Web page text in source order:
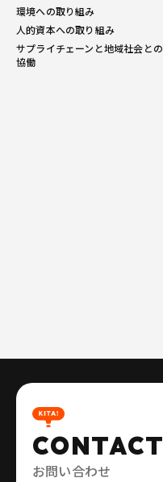
環境への取り組み
人的資本への取り組み
サプライチェーンと地域社会との
協働
CONTACT
お問い合わせ